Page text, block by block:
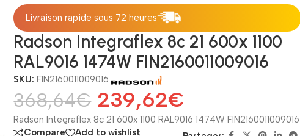
Livraison rapide sous 72 heures
Radson Integraflex 8c 21 600x 1100
RAL9016 1474W FIN2160011009016
SKU:FIN2160011009016
368,64€ 239,62€
Radson Integraflex 8c 21 600x 1100 RAL9016 1474W FIN2160011009016
Compare
Add to wishlist